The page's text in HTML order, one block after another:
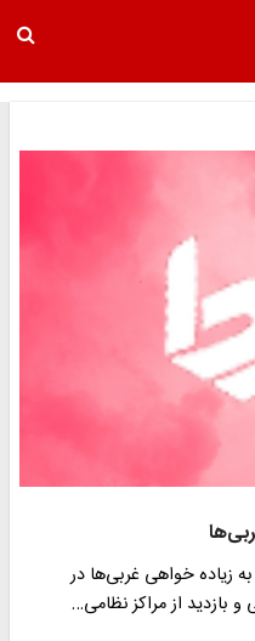
خواهی غربی‌ها در
از مراکز نظامی…